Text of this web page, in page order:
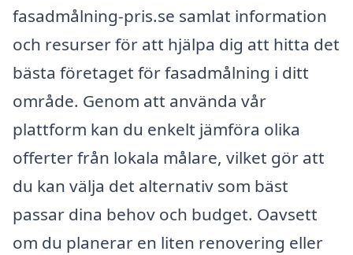
fasadmålning-pris.se samlat information
och resurser för att hjälpa dig att hitta det
bästa företaget för fasadmålning i ditt
område. Genom att använda vår
plattform kan du enkelt jämföra olika
offerter från lokala målare, vilket gör att
du kan välja det alternativ som bäst
passar dina behov och budget. Oavsett
om du planerar en liten renovering eller